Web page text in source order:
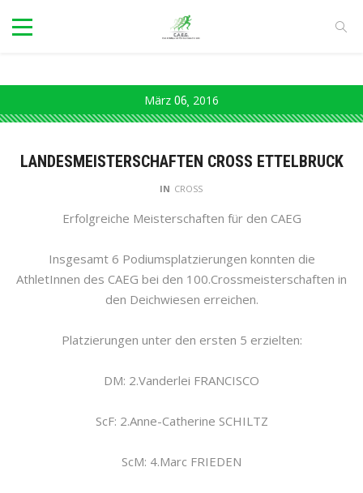
März 06 2016
LANDESMEISTERSCHAFTEN CROSS ETTELBRUCK
IN CROSS
Erfolgreiche Meisterschaften für den CAEG
Insgesamt 6 Podiumsplatzierungen konnten die
AthletInnen des CAEG bei den 100.Crossmeisterschaften in
den Deichwiesen erreichen.
Platzierungen unter den ersten 5 erzielten:
DM: 2.Vanderlei FRANCISCO
ScF: 2.Anne-Catherine SCHILTZ
ScM: 4.Marc FRIEDEN